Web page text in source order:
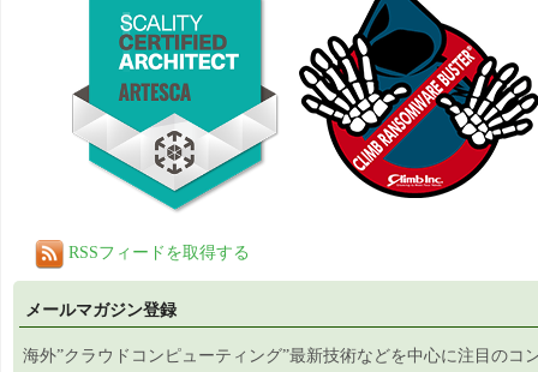
RSSフィードを取得する
メールマガジン登録
海外”クラウドコンピューティング”最新技術などを中心に注目のコ